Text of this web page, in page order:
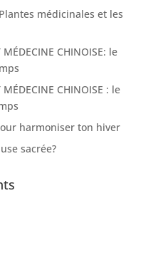
Plantes médicinales et les
MÉDECINE CHINOISE: le
MÉDECINE CHINOISE : le
harmoniser ton hiver
sacrée?